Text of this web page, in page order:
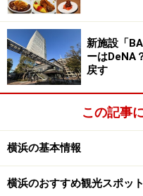
新施設「
ーはDeNA
戻す
この記事
横浜の基本情報
横浜のおすすめ観光スポッ